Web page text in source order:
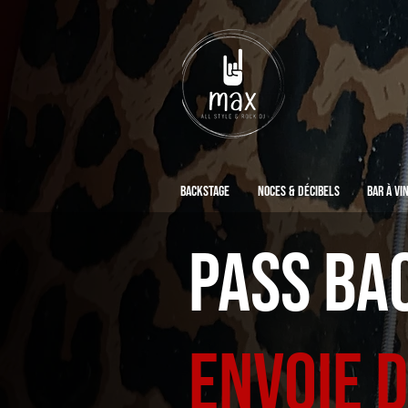
Backstage Noces & Décibels Bar à
Pass
envoie